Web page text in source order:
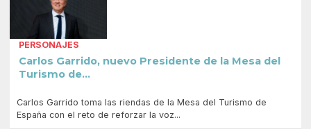
PERSONAJES
Carlos Garrido, nuevo Presidente de la Mesa del
Turismo de...
Carlos Garrido toma las riendas de la Mesa del Turismo de
España con el reto de reforzar la voz...